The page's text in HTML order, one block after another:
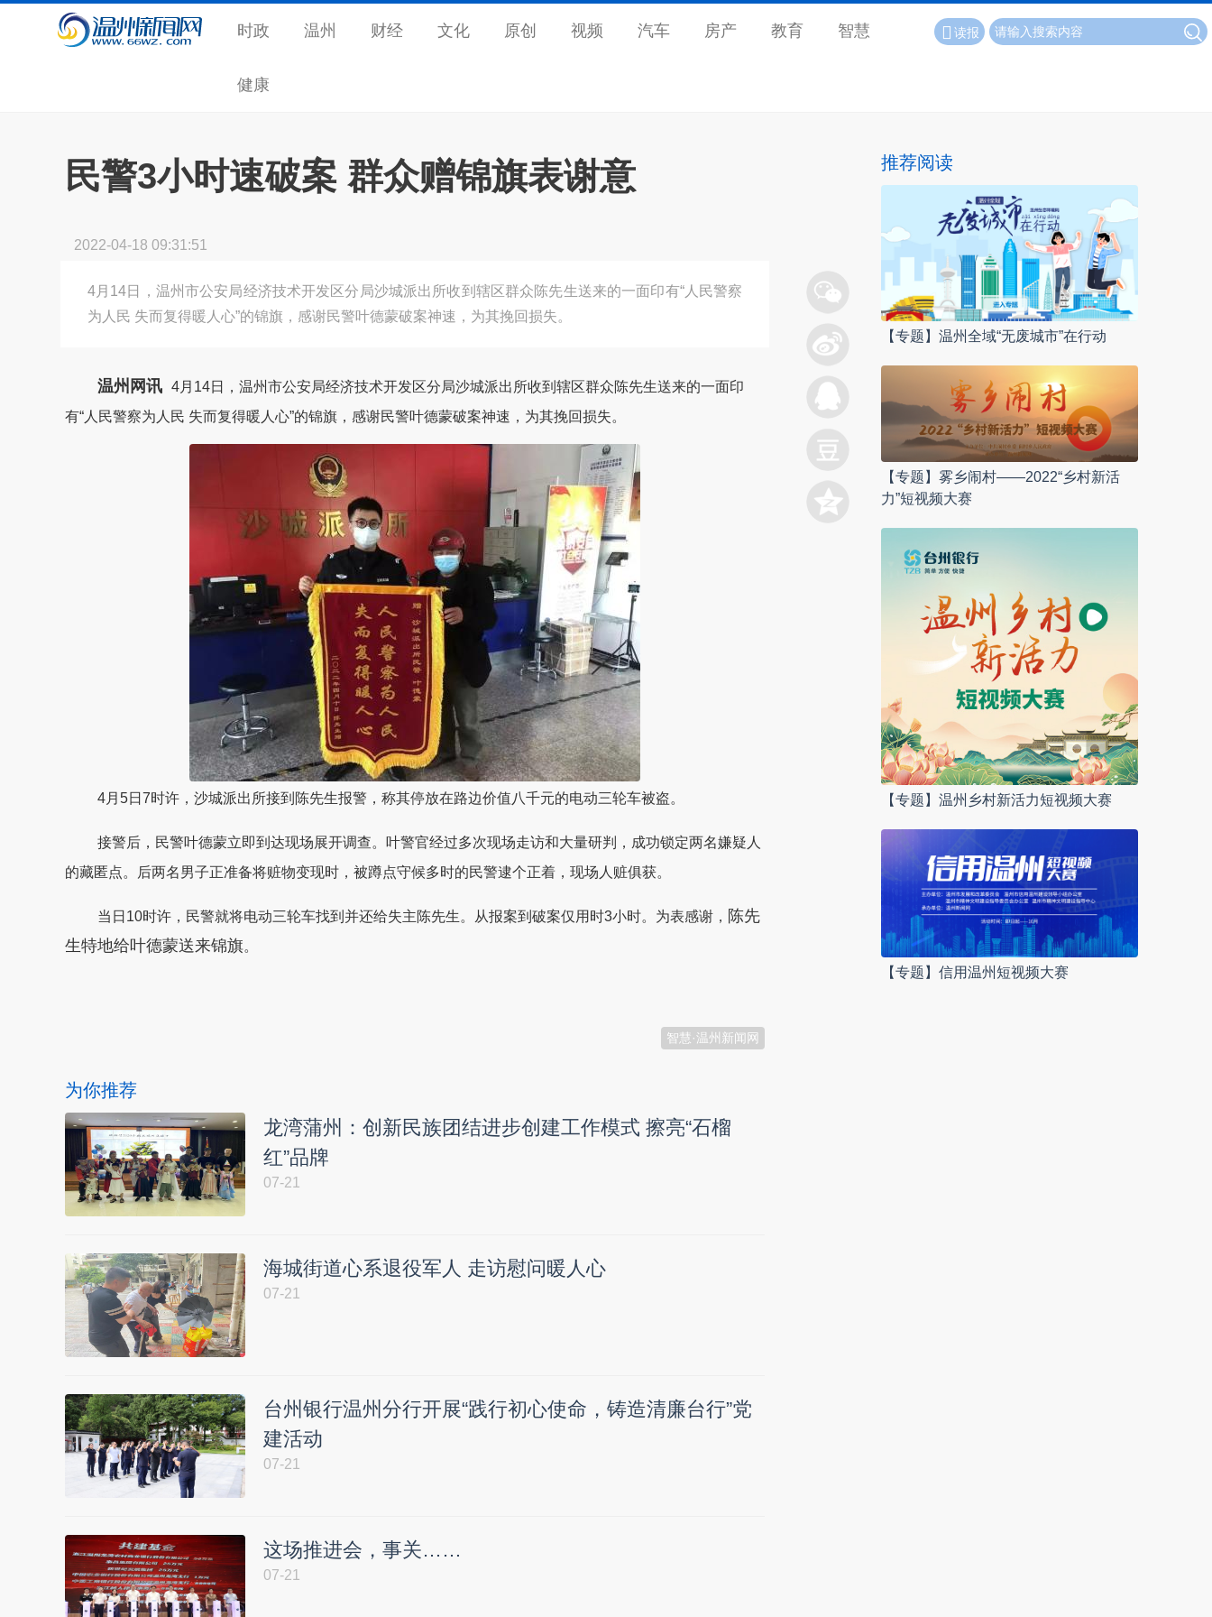
时政 温州 财经 文化 原创 视频 汽车 房产 教育 智慧
健康
读报
民警3小时速破案 群众赠锦旗表谢意
2022-04-18 09:31:51
4月14日，温州市公安局经济技术开发区分局沙城派出所收到辖区群众陈先生送来的一面印有“人民警察
为人民 失而复得暖人心”的锦旗，感谢民警叶德蒙破案神速，为其挽回损失。
温州网讯 4月14日，温州市公安局经济技术开发区分局沙城派出所收到辖区群众陈先生送来的一面印
有“人民警察为人民 失而复得暖人心”的锦旗，感谢民警叶德蒙破案神速，为其挽回损失。
4月5日7时许，沙城派出所接到陈先生报警，称其停放在路边价值八千元的电动三轮车被盗。
接警后，民警叶德蒙立即到达现场展开调查。叶警官经过多次现场走访和大量研判，成功锁定两名嫌疑人
的藏匿点。后两名男子正准备将赃物变现时，被蹲点守候多时的民警逮个正着，现场人赃俱获。
当日10时许，民警就将电动三轮车找到并还给失主陈先生。从报案到破案仅用时3小时。为表感谢， 陈先
生特地给叶德蒙送来锦旗。
智慧·温州新闻网
为你推荐
龙湾蒲州：创新民族团结进步创建工作模式 擦亮“石榴
红”品牌
07-21
海城街道心系退役军人 走访慰问暖人心
07-21
台州银行温州分行开展“践行初心使命，铸造清廉台行”党
建活动
07-21
这场推进会，事关……
07-21
推荐阅读
【专题】温州全域“无废城市”在行动
【专题】雾乡闹村——2022“乡村新活
力”短视频大赛
【专题】温州乡村新活力短视频大赛
【专题】信用温州短视频大赛